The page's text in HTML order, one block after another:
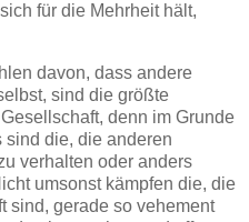
für die Mehrheit hält,
davon, dass andere
sind die größte
denn im Grunde
die, die anderen
verhalten oder anders
umsonst kämpfen die, die
sind, gerade so vehement